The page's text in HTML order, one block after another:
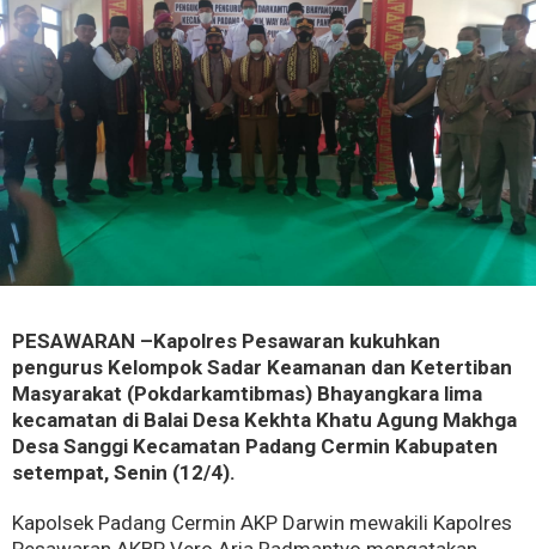
PESAWARAN –Kapolres Pesawaran kukuhkan
pengurus Kelompok Sadar Keamanan dan Ketertiban
Masyarakat (Pokdarkamtibmas) Bhayangkara lima
kecamatan di Balai Desa Kekhta Khatu Agung Makhga
Desa Sanggi Kecamatan Padang Cermin Kabupaten
setempat, Senin (12/4).
Kapolsek Padang Cermin AKP Darwin mewakili Kapolres